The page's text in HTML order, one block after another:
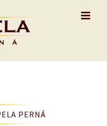
PERNÁ